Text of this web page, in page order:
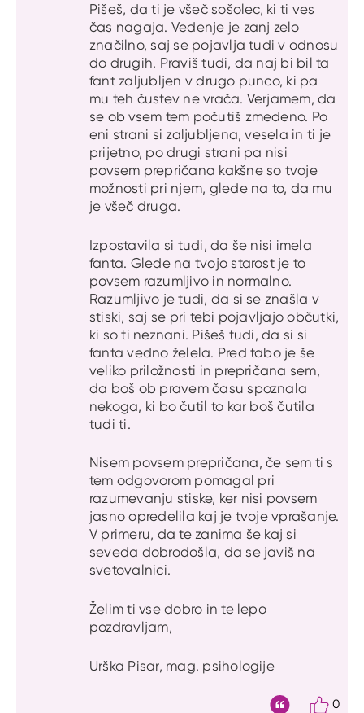
Pišeš, da ti je všeč sošolec, ki ti ves
čas nagaja. Vedenje je zanj zelo
značilno, saj se pojavlja tudi v odnosu
do drugih. Praviš tudi, da naj bi bil ta
fant zaljubljen v drugo punco, ki pa
mu teh čustev ne vrača. Verjamem, da
se ob vsem tem počutiš zmedeno. Po
eni strani si zaljubljena, vesela in ti je
prijetno, po drugi strani pa nisi
povsem prepričana kakšne so tvoje
možnosti pri njem, glede na to, da mu
je všeč druga.
Izpostavila si tudi, da še nisi imela
fanta. Glede na tvojo starost je to
povsem razumljivo in normalno.
Razumljivo je tudi, da si se znašla v
stiski, saj se pri tebi pojavljajo občutki,
ki so ti neznani. Pišeš tudi, da si si
fanta vedno želela. Pred tabo je še
veliko priložnosti in prepričana sem,
da boš ob pravem času spoznala
nekoga, ki bo čutil to kar boš čutila
tudi ti.
Nisem povsem prepričana, če sem ti s
tem odgovorom pomagal pri
razumevanju stiske, ker nisi povsem
jasno opredelila kaj je tvoje vprašanje.
V primeru, da te zanima še kaj si
seveda dobrodošla, da se javiš na
svetovalnici.
Želim ti vse dobro in te lepo
pozdravljam,
Urška Pisar, mag. psihologije
0